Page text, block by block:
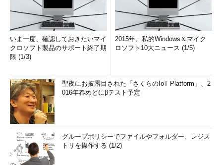
いま一度、確認しておきたいマイ
クロソフト製品のサポート終了期
限 (1/3)
2015年、私的Windows＆マイク
ロソフト10大ニュース (1/5)
聖夜にお披露目された「さくらのIoT Platform」、2
016年春めどにβテスト予定
グループポリシーでファイルやフォルダー、レジス
トリを操作する (1/2)